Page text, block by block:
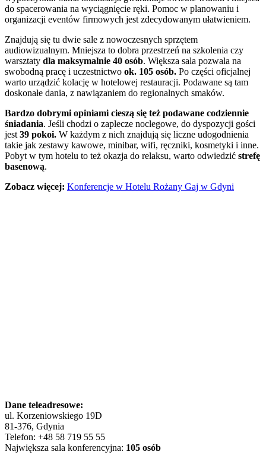
do spacerowania na wyciągnięcie ręki. Pomoc w planowaniu i
organizacji eventów firmowych jest zdecydowanym ułatwieniem.
Znajdują się tu dwie sale z nowoczesnych sprzętem
audiowizualnym. Mniejsza to dobra przestrzeń na szkolenia czy
warsztaty dla maksymalnie 40 osób. Większa sala pozwala na
swobodną pracę i uczestnictwo ok. 105 osób. Po części oficjalnej
warto urządzić kolację w hotelowej restauracji. Podawane są tam
doskonałe dania, z nawiązaniem do regionalnych smaków.
Bardzo dobrymi opiniami cieszą się też podawane codziennie
śniadania. Jeśli chodzi o zaplecze noclegowe, do dyspozycji gości
jest 39 pokoi. W każdym z nich znajdują się liczne udogodnienia
takie jak zestawy kawowe, minibar, wifi, ręczniki, kosmetyki i inne.
Pobyt w tym hotelu to też okazja do relaksu, warto odwiedzić strefę
basenową.
Zobacz więcej: Konferencje w Hotelu Rożany Gaj w Gdyni
Dane teleadresowe:
ul. Korzeniowskiego 19D
81-376, Gdynia
Telefon: +48 58 719 55 55
Największa sala konferencyjna: 105 osób